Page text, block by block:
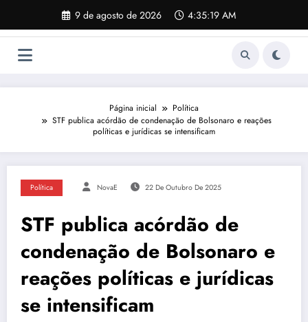
o
9 de agosto de 2026 4:35:20 AM
Página inicial
Política
STF publica acórdão de condenação de Bolsonaro e reações
políticas e jurídicas se intensificam
Política NovaE 22 De Outubro De 2025
STF publica acórdão de
condenação de Bolsonaro e
reações políticas e jurídicas
se intensificam